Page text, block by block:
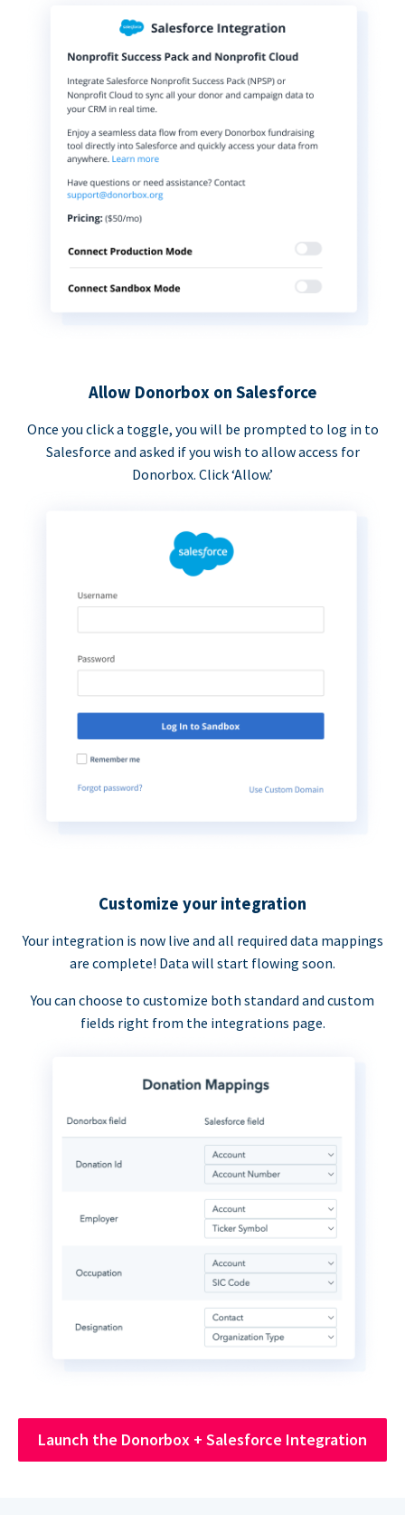
Allow Donorbox on Salesforce
Once you click a toggle, you will be prompted to log in to
Salesforce and asked if you wish to allow access for
Donorbox. Click ‘Allow.’
Customize your integration
Your integration is now live and all required data mappings
are complete! Data will start flowing soon.
You can choose to customize both standard and custom
fields right from the integrations page.
Launch the Donorbox + Salesforce Integration